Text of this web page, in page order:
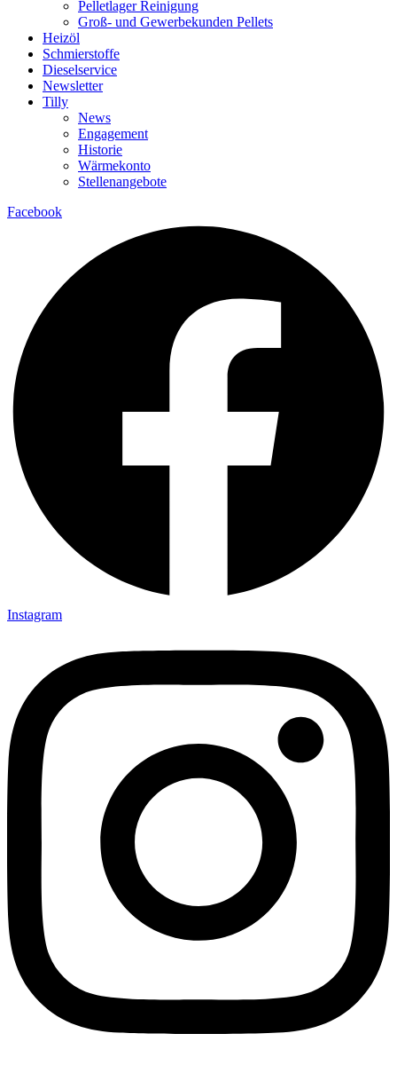
Pelletlager Reinigung
Groß- und Gewerbekunden Pellets
Heizöl
Schmierstoffe
Dieselservice
Newsletter
Tilly
News
Engagement
Historie
Wärmekonto
Stellenangebote
Facebook
Instagram